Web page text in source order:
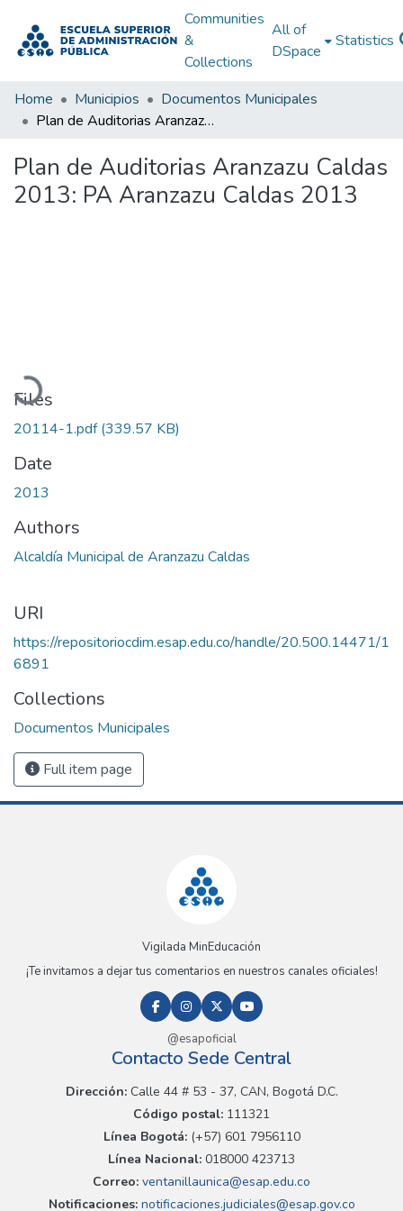
Communities
&
Collections
All of
DSpace
Statistics
Home Municipios
Documentos Municipales
Plan de Auditorias Aranzazu Caldas 2013: PA Aranzazu Caldas 2013
Plan de Auditorias Aranzazu Caldas
2013: PA Aranzazu Caldas 2013
Loading...
Files
20114-1.pdf(339.57 KB)
Date
2013
Authors
Alcaldía Municipal de Aranzazu Caldas
URI
https://repositoriocdim.esap.edu.co/handle/20.500.14471/1
6891
Collections
Documentos Municipales
Full item page
Vigilada MinEducación
¡Te invitamos a dejar tus comentarios en nuestros canales oficiales!
@esapoficial
Contacto Sede Central
Dirección:Calle 44 # 53 - 37, CAN, Bogotá D.C.
Código postal: 111321
Línea Bogotá:(+57) 601 7956110
Línea Nacional: 018000 423713
Correo: ventanillaunica@esap.edu.co
Notificaciones:notificaciones.judiciales@esap.gov.co